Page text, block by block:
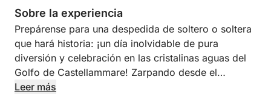
Sobre la experiencia
Prepárense para una despedida de soltero o soltera
que hará historia: ¡un día inolvidable de pura
diversión y celebración en las cristalinas aguas del
Golfo de Castellammare! Zarpando desde el
pintoresco puerto local, los invitamos a una aventura
Leer más